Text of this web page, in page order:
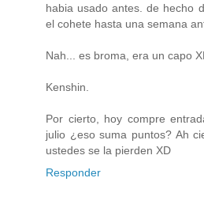
habia usado antes. de hecho
el cohete hasta una semana
Nah... es broma, era un capo
Kenshin.
Por cierto, hoy compre
julio ¿eso suma puntos? Ah
ustedes se la pierden XD
Responder